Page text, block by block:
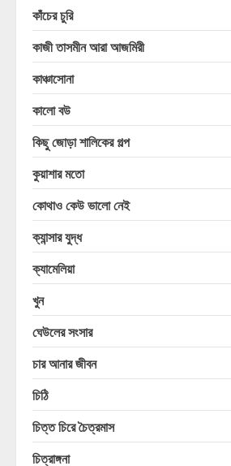
কাঁচের চুরি
কাজী তাসমীন আরা আজমিরী
কাঞ্চাসোনা
কালো বউ
কিছু জোড়া শালিকের গল্প
কুয়াশার মতো
কোথাও কেউ ভালো নেই
ক্যান্সার যুদ্ধ
ক্যামেলিয়া
খুন
ঘেউলের সংসার
চার আনার জীবন
চিঠি
চিত্ত চিরে চৈত্রমাস
চিত্রাঙ্গনা